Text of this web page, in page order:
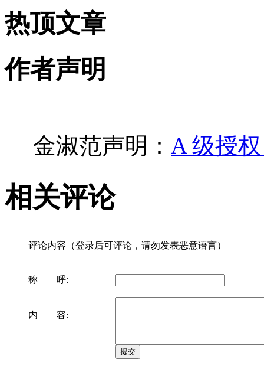
热顶文章
作者声明
金淑范声明： A 级授
相关评论
评论内容（登录后可评论，请勿发表恶意语言）
称 呼:
内 容: